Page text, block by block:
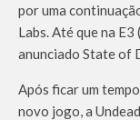
por uma
Labs. Até que na
anunciado State of
Após ficar um
novo jogo, a